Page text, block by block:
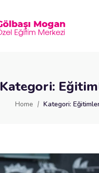
Kategori:
Home Kategori: